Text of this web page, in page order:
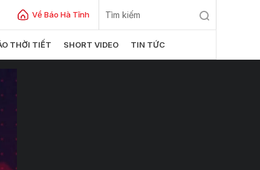
Về Báo Hà Tĩnh
THỜI TIẾT SHORT VIDEO TIN TỨC